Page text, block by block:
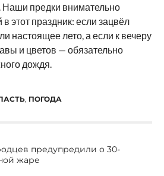
предки внимательно
этот праздник: если зацвёл
настоящее лето, а если к вечеру
и цветов — обязательно
дождя.
, ПОГОДА
предупредили о 30-
жаре